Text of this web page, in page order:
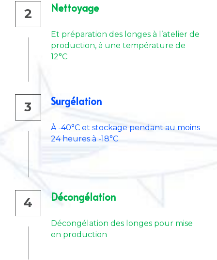
2 Nettoyage
Et préparation des longes à l’atelier de
production, à une température de
12°C
3 Surgélation
À -40°C et stockage pendant au moins
24 heures à -18°C
4 Décongélation
Décongélation des longes pour mise
en production